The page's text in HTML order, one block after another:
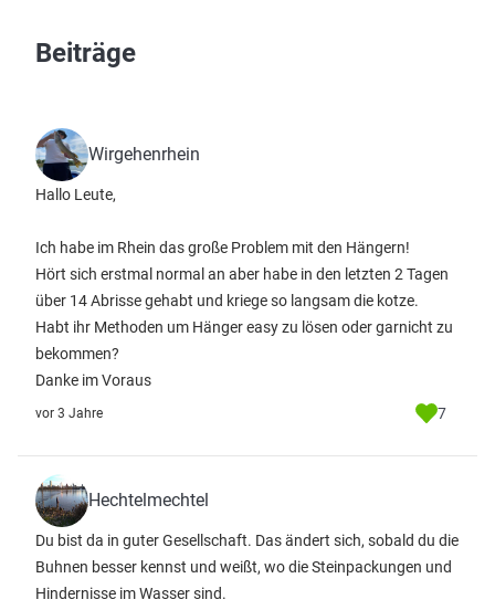
Beiträge
Wirgehenrhein
Hallo Leute,
Ich habe im Rhein das große Problem mit den Hängern!
Hört sich erstmal normal an aber habe in den letzten 2 Tagen
über 14 Abrisse gehabt und kriege so langsam die kotze.
Habt ihr Methoden um Hänger easy zu lösen oder garnicht zu
bekommen?
Danke im Voraus
vor 3 Jahre 7
Hechtelmechtel
Du bist da in guter Gesellschaft. Das ändert sich, sobald du die
Buhnen besser kennst und weißt, wo die Steinpackungen und
Hindernisse im Wasser sind.